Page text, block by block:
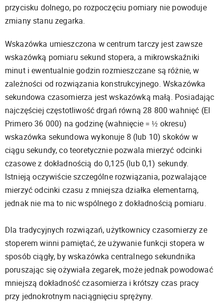
przycisku dolnego, po rozpoczęciu pomiary nie powoduje
zmiany stanu zegarka.
Wskazówka umieszczona w centrum tarczy jest zawsze
wskazówką pomiaru sekund stopera, a mikrowskaźniki
minut i ewentualnie godzin rozmieszczane są różnie, w
zależności od rozwiązania konstrukcyjnego. Wskazówka
sekundowa czasomierza jest wskazówką małą. Posiadając
najczęściej częstotliwość drgań równą 28 800 wahnięć (El
Primero 36 000) na godzinę (wahnięcie = ½ okresu)
wskazówka sekundowa wykonuje 8 (lub 10) skoków w
ciągu sekundy, co teoretycznie pozwala mierzyć odcinki
czasowe z dokładnością do 0,125 (lub 0,1) sekundy.
Istnieją oczywiście szczególne rozwiązania, pozwalające
mierzyć odcinki czasu z mniejsza działka elementarną,
jednak nie ma to nic wspólnego z dokładnością pomiaru.
Dla tradycyjnych rozwiązań, użytkownicy czasomierzy ze
stoperem winni pamiętać, że używanie funkcji stopera w
sposób ciągły, by wskazówka centralnego sekundnika
poruszając się ożywiała zegarek, może jednak powodować
mniejszą dokładność czasomierza i krótszy czas pracy
przy jednokrotnym naciągnięciu sprężyny.